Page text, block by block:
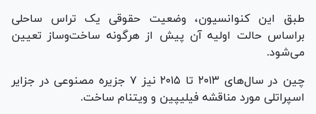
طبق این کنوانسیون، وضعیت حقوقی یک تراس ساحلی
براساس حالت اولیه آن پیش از هرگونه ساخت‌وساز تعیین
می‌شود.
چین در سال‌های ۲۰۱۳ تا ۲۰۱۵ نیز ۷ جزیره مصنوعی در جزایر
اسپراتلی مورد مناقشه فیلیپین و ویتنام ساخت.